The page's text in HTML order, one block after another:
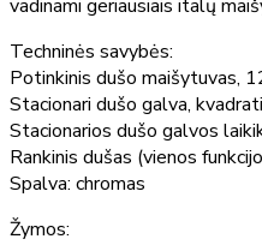
vadinami geriausiais italų
Techninės savybės:
Potinkinis dušo maišytuvas,
Stacionari dušo galva,
Stacionarios dušo galvos
Rankinis dušas (vienos
Spalva: chromas
Žymos: